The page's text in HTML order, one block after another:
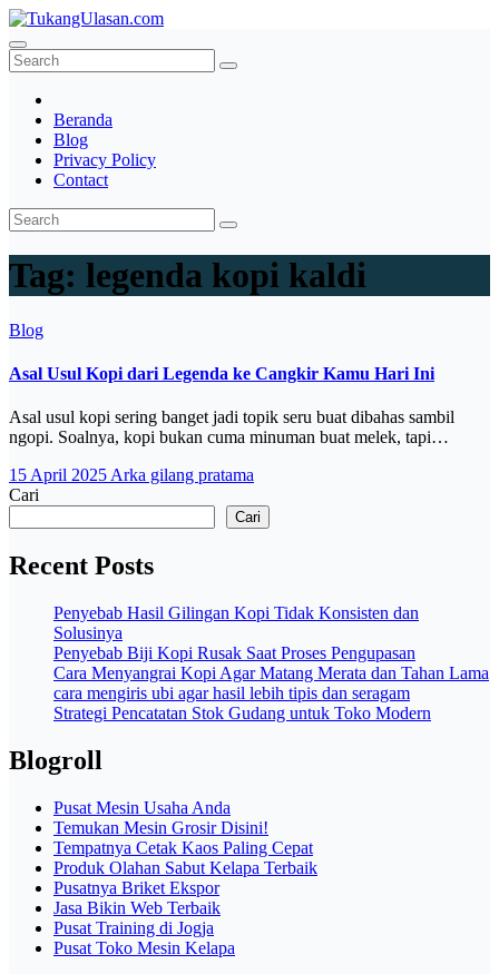
Skip
to
content
TukangUlasan.com
Baca Aja Dulu!
Beranda
Blog
Privacy Policy
Contact
Tag: legenda kopi kaldi
Blog
Asal Usul Kopi dari Legenda ke Cangkir Kamu Hari Ini
Asal usul kopi sering banget jadi topik seru buat dibahas sambil
ngopi. Soalnya, kopi bukan cuma minuman buat melek, tapi…
15 April 2025Arka gilang pratama
Cari
Cari
Recent Posts
Penyebab Hasil Gilingan Kopi Tidak Konsisten dan
Solusinya
Penyebab Biji Kopi Rusak Saat Proses Pengupasan
Cara Menyangrai Kopi Agar Matang Merata dan Tahan Lama
cara mengiris ubi agar hasil lebih tipis dan seragam
Strategi Pencatatan Stok Gudang untuk Toko Modern
Blogroll
Pusat Mesin Usaha Anda
Temukan Mesin Grosir Disini!
Tempatnya Cetak Kaos Paling Cepat
Produk Olahan Sabut Kelapa Terbaik
Pusatnya Briket Ekspor
Jasa Bikin Web Terbaik
Pusat Training di Jogja
Pusat Toko Mesin Kelapa